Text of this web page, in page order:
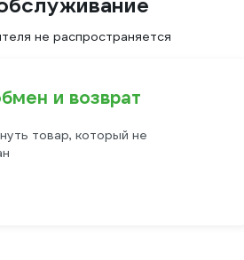
не распространяется
и возврат
товар, который не